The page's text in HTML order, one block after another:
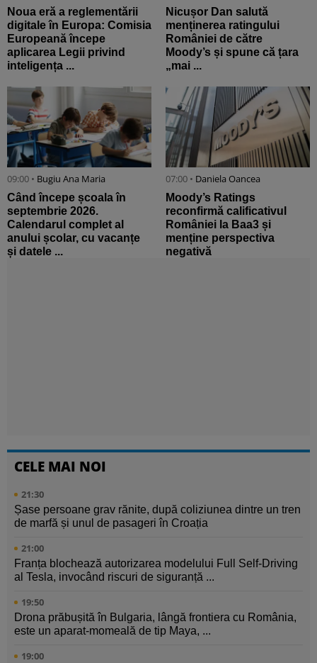
Noua eră a reglementării
digitale în Europa: Comisia
Europeană începe
aplicarea Legii privind
inteligența ...
Nicușor Dan salută
menținerea ratingului
României de către
Moody’s și spune că țara
„mai ...
09:00 • Bugiu ⁠Ana Maria
Când începe școala în
septembrie 2026.
Calendarul complet al
anului școlar, cu vacanțe
și datele ...
07:00 • Daniela Oancea
Moody’s Ratings
reconfirmă calificativul
României la Baa3 și
menține perspectiva
negativă
CELE MAI NOI
21:30
Șase persoane grav rănite, după coliziunea dintre un tren
de marfă și unul de pasageri în Croația
21:00
Franța blochează autorizarea modelului Full Self-Driving
al Tesla, invocând riscuri de siguranță ...
19:50
Drona prăbușită în Bulgaria, lângă frontiera cu România,
este un aparat-momeală de tip Maya, ...
19:00